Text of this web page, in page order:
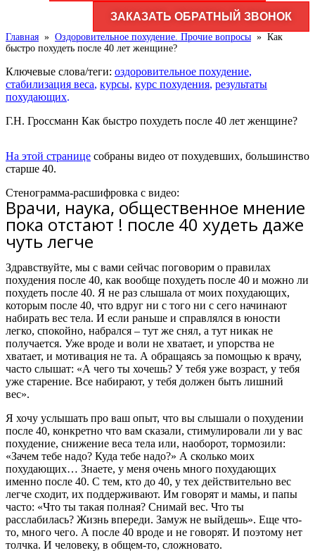
ЗАКАЗАТЬ ОБРАТНЫЙ ЗВОНОК
Главная » Оздоровительное похудение. Прочие вопросы » Как
быстро похудеть после 40 лет женщине?
Ключевые слова/теги: оздоровительное похудение,
стабилизация веса, курсы, курс похудения, результаты
похудающих.
Г.Н. Гроссманн Как быстро похудеть после 40 лет женщине?
На этой странице собраны видео от похудевших, большинство
старше 40.
Стенограмма-расшифровка с видео:
Врачи, наука, общественное мнение
пока отстают ! после 40 худеть даже
чуть легче
Здравствуйте, мы с вами сейчас поговорим о правилах
похудения после 40, как вообще похудеть после 40 и можно ли
похудеть после 40. Я не раз слышала от моих похудающих,
которым после 40, что вдруг ни с того ни с сего начинают
набирать вес тела. И если раньше и справлялся в юности
легко, спокойно, набрался – тут же снял, а тут никак не
получается. Уже вроде и воли не хватает, и упорства не
хватает, и мотивация не та. А обращаясь за помощью к врачу,
часто слышат: «А чего ты хочешь? У тебя уже возраст, у тебя
уже старение. Все набирают, у тебя должен быть лишний
вес».
Я хочу услышать про ваш опыт, что вы слышали о похудении
после 40, конкретно что вам сказали, стимулировали ли у вас
похудение, снижение веса тела или, наоборот, тормозили:
«Зачем тебе надо? Куда тебе надо?» А сколько моих
похудающих… Знаете, у меня очень много похудающих
именно после 40. С тем, кто до 40, у тех действительно вес
легче сходит, их поддерживают. Им говорят и мамы, и папы
часто: «Что ты такая полная? Снимай вес. Что ты
расслабилась? Жизнь впереди. Замуж не выйдешь». Еще что-
то, много чего. А после 40 вроде и не говорят. И поэтому нет
толчка. И человеку, в общем-то, сложновато.